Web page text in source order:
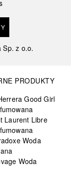
Sp. z o.o.
PRODUKTY
Good Girl
Laurent Libre
Woda
Woda